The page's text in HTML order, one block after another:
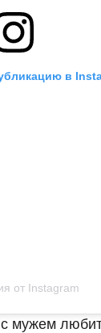
в
от Instagram
мужем